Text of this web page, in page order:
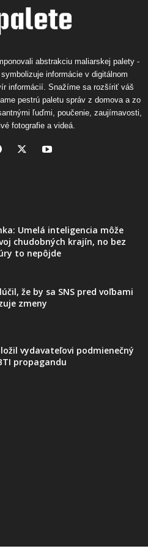
abstrakciu maliarskej palety -
informácie v digitálnom
informácií. Snažíme sa rozšíriť váš
pestrú paletu správ z domova a zo
ľuďmi, poučenie, zaujímavosti,
fotografie a videá.
Umelá inteligencia môže
chudobných krajín, no bez
to nepôjde
že by sa SNS pred voľbami
zmeny
vydavateľovi podmienečný
propagandu